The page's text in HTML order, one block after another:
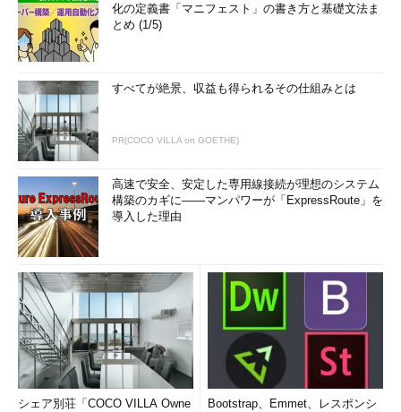
今回は仮想環境で利用できる仮想ディスクの種類とその使い
想環境上でActive Directoryなどのネットワーク機能を利用する
方法について解説する。
「仮想PCで学ぶ『体当たり』Windowsシステム
管理」
化の定義書「マニフェスト」の書き方と基礎文法ま
とめ (1/5)
すべてが絶景、収益も得られるその仕組みとは
PR(COCO VILLA on GOETHE)
高速で安全、安定した専用線接続が理想のシステム
構築のカギに――マンパワーが「ExpressRoute」を
導入した理由
シェア別荘「COCO VILLA Owne
Bootstrap、Emmet、レスポンシ